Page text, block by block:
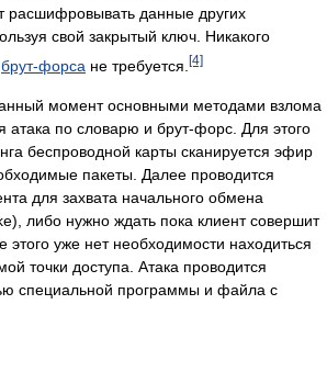
расшифровывать данные других
свой закрытый ключ. Никакого
брут-форса не требуется. [4]
момент основными методами взлома
атака по словарю и брут-форс. Для этого
беспроводной карты сканируется эфир
пакеты. Далее проводится
для захвата начального обмена
либо нужно ждать пока клиент совершит
этого уже нет необходимости находиться
точки доступа. Атака проводится
специальной программы и файла с